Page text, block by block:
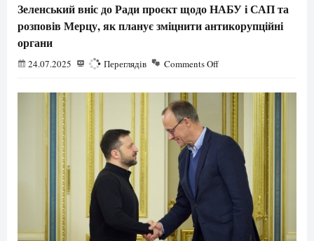
Зеленський вніс до Ради проєкт щодо НАБУ і САП та
розповів Мерцу, як планує зміцнити антикорупційні
органи
24.07.2025 800 Переглядів Comments Off